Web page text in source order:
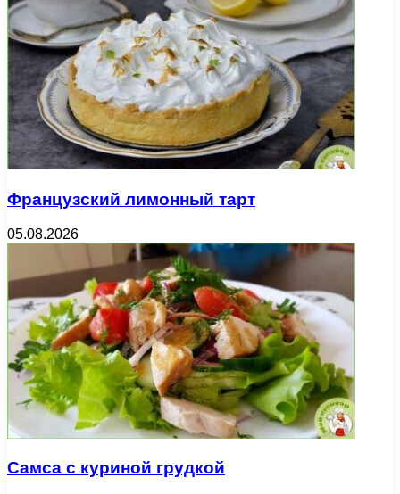
Французский лимонный тарт
05.08.2026
Самса с куриной грудкой